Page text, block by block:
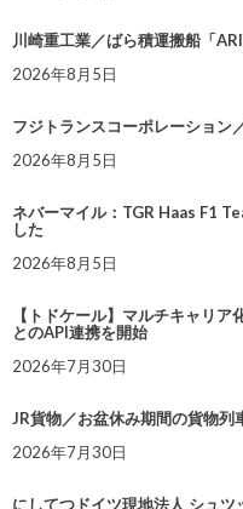
川崎重工業／ばら積運搬船「
2026年8月5日
フジトランスコーポレーション
2026年8月5日
ネバーマイル：TGR Haas F1
した
2026年8月5日
【トドケール】マルチキャリ
とのAPI連携を開始
2026年7月30日
JR貨物／お盆休み期間の貨物列
2026年7月30日
にしてつドイツ現地法人 シュ